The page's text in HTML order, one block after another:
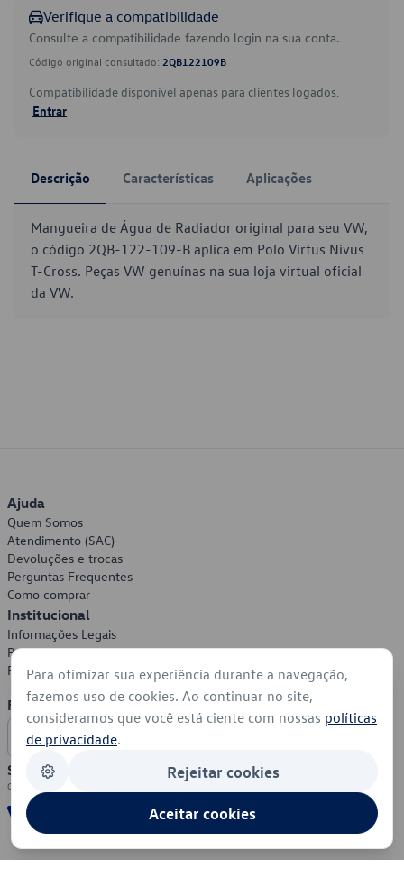
Verifique a compatibilidade
Consulte a compatibilidade fazendo login na sua conta.
Código original consultado: 2QB122109B
Compatibilidade disponível apenas para clientes logados.
Entrar
Descrição Características Aplicações
Mangueira de Água de Radiador original para seu VW,
o código 2QB-122-109-B aplica em Polo Virtus Nivus
T-Cross. Peças VW genuínas na sua loja virtual oficial
da VW.
Ajuda
Quem Somos
Atendimento (SAC)
Devoluções e trocas
Perguntas Frequentes
Como comprar
Institucional
Informações Legais
Política de Privacidade
Política de Cookies
Formas de Pagamento
Segurança
Para otimizar sua experiência durante a navegação,
fazemos uso de cookies. Ao continuar no site,
consideramos que você está ciente com nossas políticas
de privacidade.
Rejeitar cookies
Aceitar cookies